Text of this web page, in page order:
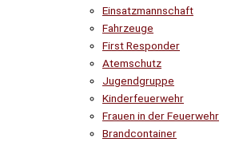
Einsatzmannschaft
Fahrzeuge
First Responder
Atemschutz
Jugendgruppe
Kinderfeuerwehr
Frauen in der Feuerwehr
Brandcontainer